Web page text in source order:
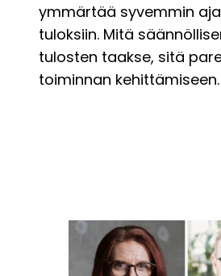
ymmärtää syvemmin
tuloksiin. Mitä
tulosten taakse, sitä
toiminnan kehittämiseen.